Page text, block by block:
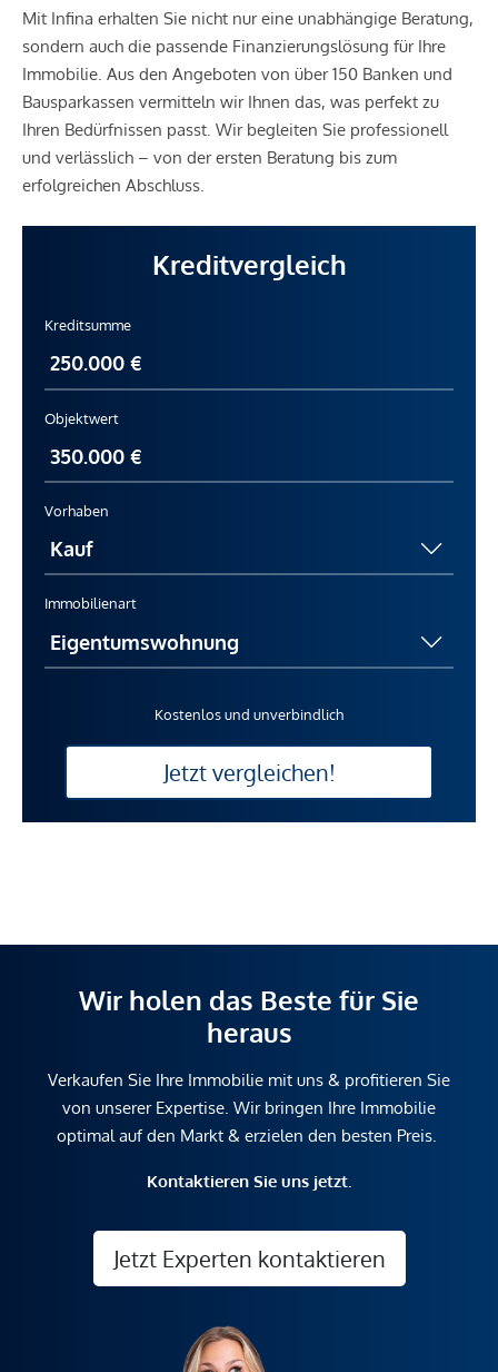
Mit Infina erhalten Sie nicht nur eine unabhängige Beratung,
sondern auch die passende Finanzierungslösung für Ihre
Immobilie. Aus den Angeboten von über 150 Banken und
Bausparkassen vermitteln wir Ihnen das, was perfekt zu
Ihren Bedürfnissen passt. Wir begleiten Sie professionell
und verlässlich – von der ersten Beratung bis zum
erfolgreichen Abschluss.
Kreditvergleich
Kreditsumme
Objektwert
Vorhaben
Immobilienart
Kostenlos und unverbindlich
Jetzt vergleichen!
Wir holen das Beste für Sie
heraus
Verkaufen Sie Ihre Immobilie mit uns & profitieren Sie
von unserer Expertise. Wir bringen Ihre Immobilie
optimal auf den Markt & erzielen den besten Preis.
Kontaktieren Sie uns jetzt.
Jetzt Experten kontaktieren